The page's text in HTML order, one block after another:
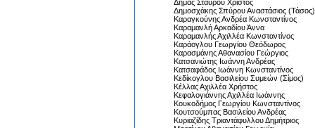
Δήμας Σταύρου Χρίστος
Δημοσχάκης Σπύρου Αναστάσιος (Τάσος)
Καραγκούνης Ανδρέα Κωνσταντίνος
Καραμανλή Αρκαδίου Άννα
Καραμανλής Αχιλλέα Κωνσταντίνος
Καράογλου Γεωργίου Θεόδωρος
Καρασμάνης Αθανασίου Γεώργιος
Κατσανιώτης Ιωάννη Ανδρέας
Κατσαφάδος Ιωάννη Κωνσταντίνος
Κεδίκογλου Βασιλείου Συμεών (Σίμος)
Κέλλας Αχιλλέα Χρήστος
Κεφαλογιάννης Αχιλλέα Ιωάννης
Κουκοδήμος Γεωργίου Κωνσταντίνος
Κουτσούμπας Βασιλείου Ανδρέας
Κυριαζίδης Τριαντάφυλλου Δημήτριος